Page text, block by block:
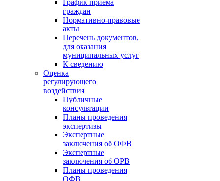
График приема
граждан
Нормативно-правовые
акты
Перечень документов,
для оказания
муниципальных услуг
К сведению
Оценка
регулирующего
воздействия
Публичные
консультации
Планы проведения
экспертизы
Экспертные
заключения об ОФВ
Экспертные
заключения об ОРВ
Планы проведения
ОФВ